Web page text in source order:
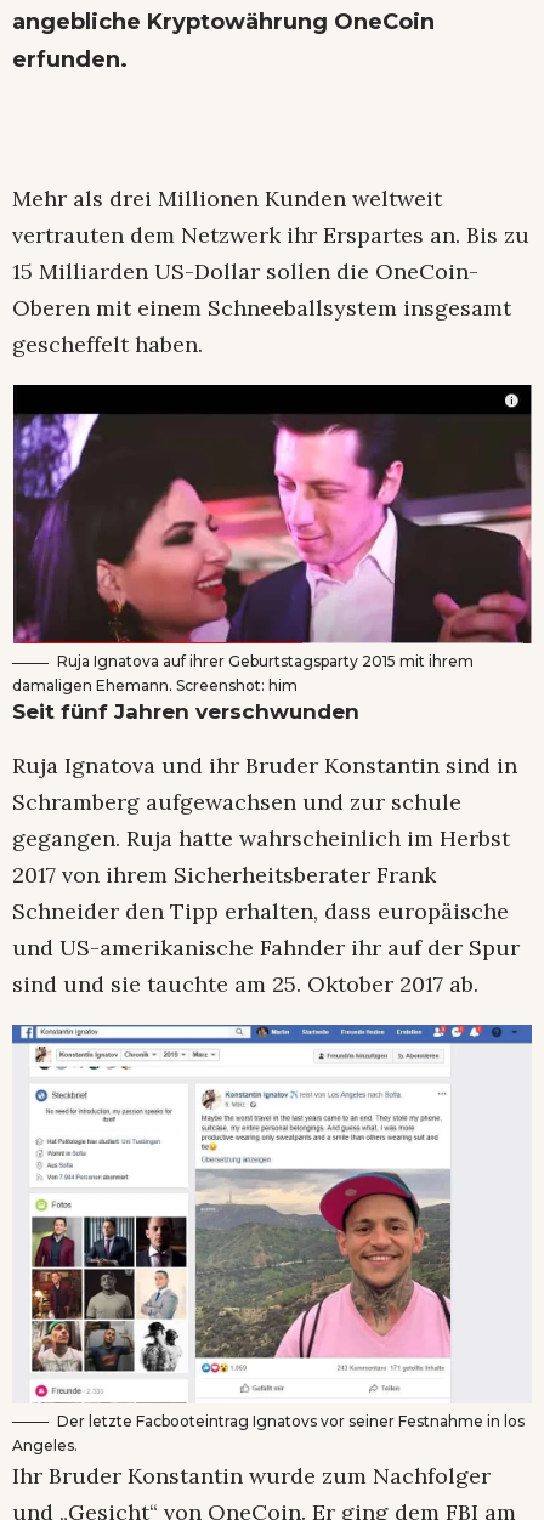
angebliche Kryptowährung OneCoin
erfunden.
Mehr als drei Millionen Kunden weltweit
vertrauten dem Netzwerk ihr Erspartes an. Bis zu
15 Milliarden US-Dollar sollen die OneCoin-
Oberen mit einem Schneeballsystem insgesamt
gescheffelt haben.
Ruja Ignatova auf ihrer Geburtstagsparty 2015 mit ihrem
damaligen Ehemann. Screenshot: him
Seit fünf Jahren verschwunden
Ruja Ignatova und ihr Bruder Konstantin sind in
Schramberg aufgewachsen und zur schule
gegangen. Ruja hatte wahrscheinlich im Herbst
2017 von ihrem Sicherheitsberater Frank
Schneider den Tipp erhalten, dass europäische
und US-amerikanische Fahnder ihr auf der Spur
sind und sie tauchte am 25. Oktober 2017 ab.
Der letzte Facbooteintrag Ignatovs vor seiner Festnahme in los
Angeles.
Ihr Bruder Konstantin wurde zum Nachfolger
und „Gesicht“ von OneCoin. Er ging dem FBI am